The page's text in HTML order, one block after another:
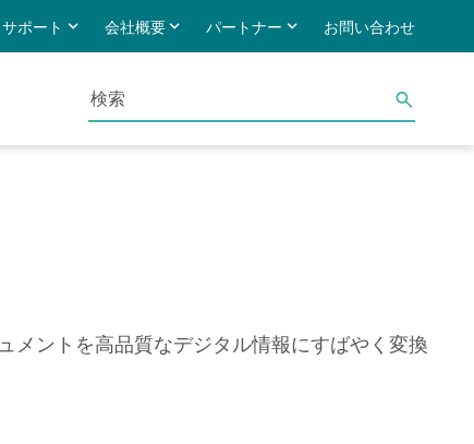
サポート 会社概要 パートナー お問い合わせ
メントを高品質なデジタル情報にすばやく変換